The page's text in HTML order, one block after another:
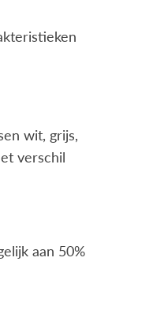
wit, grijs,
verschil
aan 50%